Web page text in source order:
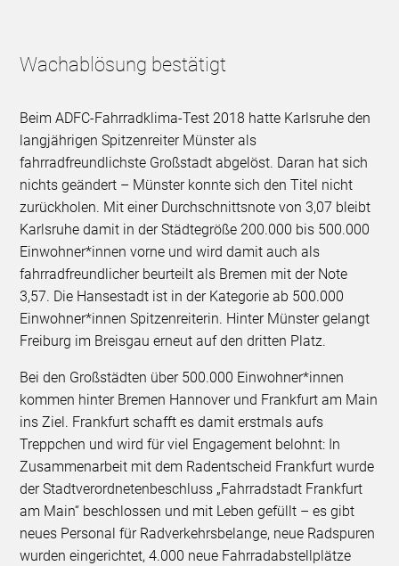
Wachablösung bestätigt
Beim ADFC-Fahrradklima-Test 2018 hatte Karlsruhe den
langjährigen Spitzenreiter Münster als
fahrradfreundlichste Großstadt abgelöst. Daran hat sich
nichts geändert – Münster konnte sich den Titel nicht
zurückholen. Mit einer Durchschnittsnote von 3,07 bleibt
Karlsruhe damit in der Städtegröße 200.000 bis 500.000
Einwohner*innen vorne und wird damit auch als
fahrradfreundlicher beurteilt als Bremen mit der Note
3,57. Die Hansestadt ist in der Kategorie ab 500.000
Einwohner*innen Spitzenreiterin. Hinter Münster gelangt
Freiburg im Breisgau erneut auf den dritten Platz.
Bei den Großstädten über 500.000 Einwohner*innen
kommen hinter Bremen Hannover und Frankfurt am Main
ins Ziel. Frankfurt schafft es damit erstmals aufs
Treppchen und wird für viel Engagement belohnt: In
Zusammenarbeit mit dem Radentscheid Frankfurt wurde
der Stadtverordnetenbeschluss „Fahrradstadt Frankfurt
am Main“ beschlossen und mit Leben gefüllt – es gibt
neues Personal für Radverkehrsbelange, neue Radspuren
wurden eingerichtet, 4.000 neue Fahrradabstellplätze